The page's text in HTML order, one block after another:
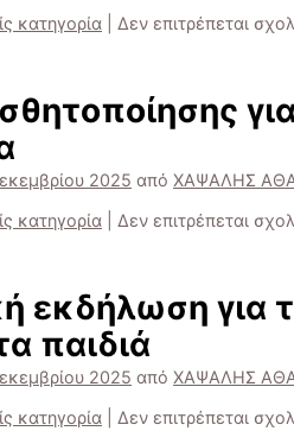
κατηγορία Δεν επιτρέπεται
2025 από ΧΑΨΑΛΗΣ
κατηγορία Δεν επιτρέπεται
εκδήλωση για
παιδιά
2025 από ΧΑΨΑΛΗΣ
κατηγορία Δεν επιτρέπεται